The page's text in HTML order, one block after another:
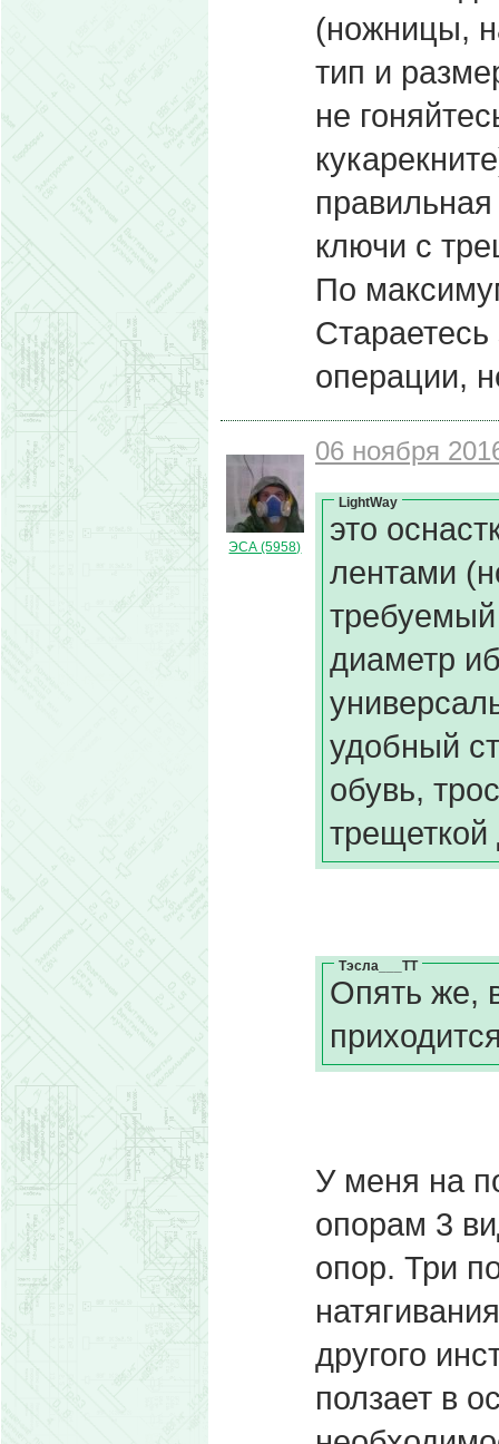
(ножницы,
тип и
не
ключи с
По
операции,
ЭСА (5958)
06 ноября
LightWay
это
лентами
диаметр
удобный
обувь,
Тэсла___ТТ
Опять же,
У меня на
опорам 3
опор. Три
другого
ползает в